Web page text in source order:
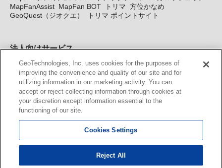
MapFanAssist MapFan BOT トリマ 方位かなめ
GeoQuest（ジオクエ）
トリマ ポイントサイト
法人向けサービス
法人向け地図・位置情報サービス WEBサイト・システム向け地
図API Windows PC向け地図開発キット MapFan DB 住所確認
サービス
MAP WORLD+ トリマ広告 Geo-Research
カーナビ地図更新サービス
MapFan スマートメンバーズ カロッツェリア地図割プラス
KENWOOD MapFan Club
GeoTechnologies, Inc. uses cookies for the purposes of
improving the convenience and quality of our site and for
utilizing information in our marketing activity. You can
accept or reject collecting information through cookies at
your discretion except information essential to the
functioning of our site.
Cookies Settings
Reject All